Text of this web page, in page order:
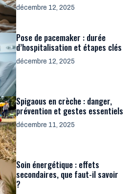
décembre 12, 2025
Pose de pacemaker : durée
d’hospitalisation et étapes clés
décembre 12, 2025
Spigaous en crèche : danger,
prévention et gestes essentiels
décembre 11, 2025
Soin énergétique : effets
secondaires, que faut-il savoir
?